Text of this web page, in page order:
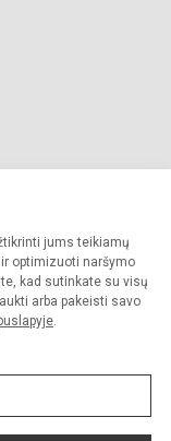
jums teikiamų
optimizuoti naršymo
kad sutinkate su visų
arba pakeisti savo
.
teisės saugomos.
griežtai draudžiama.